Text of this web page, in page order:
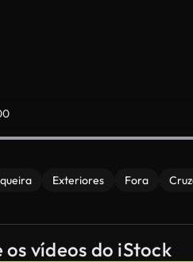
Exteriores Fora
os vídeos do iStock